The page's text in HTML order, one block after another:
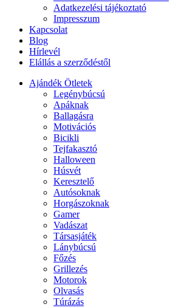
Adatkezelési tájékoztató
Impresszum
Kapcsolat
Blog
Hírlevél
Elállás a szerződéstől
Ajándék Ötletek
Legénybúcsú
Apáknak
Ballagásra
Motivációs
Bicikli
Tejfakasztó
Halloween
Húsvét
Keresztelő
Autósoknak
Horgászoknak
Gamer
Vadászat
Társasjáték
Lánybúcsú
Főzés
Grillezés
Motorok
Olvasás
Túrázás